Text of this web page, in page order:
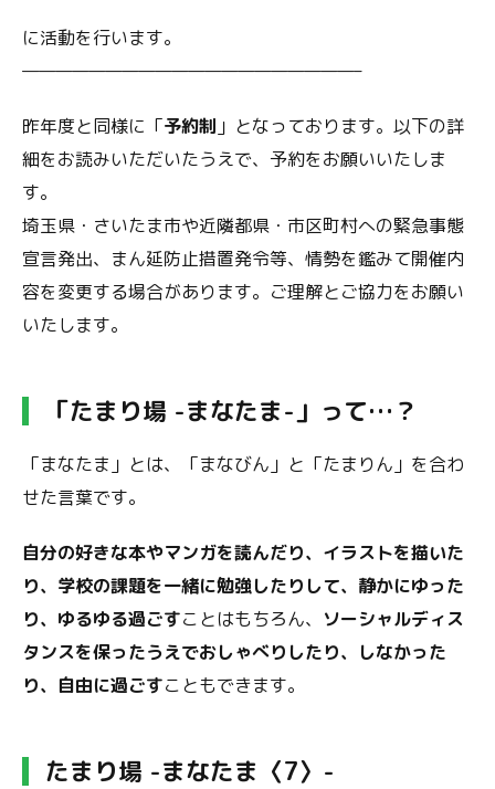
に活動を行います。
————————————————————–
昨年度と同様に「予約制 」となっております。以下の詳
細をお読みいただいたうえで、予約をお願いいたしま
す。
埼玉県・さいたま市や近隣都県・市区町村への緊急事態
宣言発出、まん延防止措置発令等、情勢を鑑みて開催内
容を変更する場合があります。ご理解とご協力をお願い
いたします。
「たまり場 -まなたま- 」って…？
「まなたま」とは、「まなびん」と「たまりん」を合わ
せた言葉です。
自分の好きな本やマンガを読んだり、イラストを描いた
り、学校の課題を一緒に勉強したりして、静かにゆった
り、ゆるゆる過ごすことはもちろん、 ソーシャルディス
タンスを保ったうえでおしゃべりしたり、しなかった
り、自由に過ごすこともできます。
たまり場 -まなたま〈7〉-